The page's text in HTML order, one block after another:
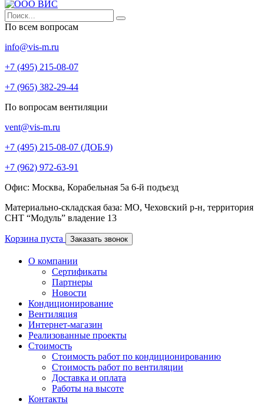
По всем вопросам
info@vis-m.ru
+7 (495) 215-08-07
+7 (965) 382-29-44
По вопросам вентиляции
vent@vis-m.ru
+7 (495) 215-08-07 (ДОБ.9)
+7 (962) 972-63-91
Офис: Москва, Корабельная 5а 6-й подъезд
Материально-складская база: МО, Чеховский р-н, территория
СНТ “Модуль” владение 13
Корзина пуста Заказать звонок
О компании
Сертификаты
Партнеры
Новости
Кондиционирование
Вентиляция
Интернет-магазин
Реализованные проекты
Стоимость
Стоимость работ по кондиционированию
Стоимость работ по вентиляции
Доставка и оплата
Работы на высоте
Контакты